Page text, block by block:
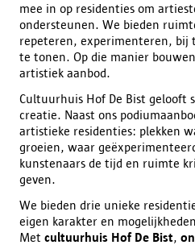
mee in op residenties om
ondersteunen. We bieden
repeteren, experimenteren, bij
te tonen. Op die manier
artistiek aanbod.
Cultuurhuis Hof De Bist gelooft
creatie. Naast ons
artistieke residenties: plekken
groeien, waar
kunstenaars de tijd en ruimte
geven.
We bieden drie unieke
eigen karakter en
Met cultuurhuis Hof De Bist,